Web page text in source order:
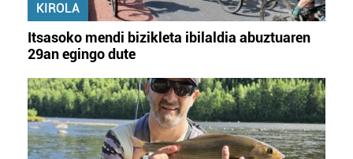
KIROLA
Itsasoko mendi bizikleta ibilaldia abuztuaren
29an egingo dute